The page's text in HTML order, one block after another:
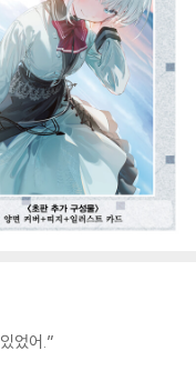
었어.”